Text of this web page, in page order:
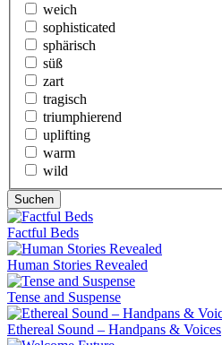
weich
sophisticated
sphärisch
süß
zart
tragisch
triumphierend
uplifting
warm
wild
Factful Beds
Human Stories Revealed
Tense and Suspense
Ethereal Sound – Handpans & Voices